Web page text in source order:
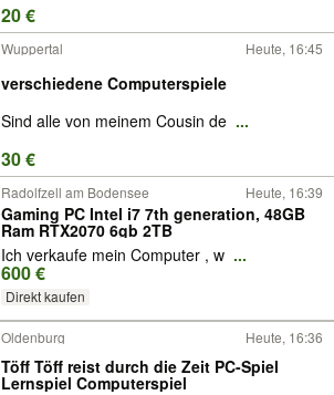
20 €
Wuppertal Heute, 16:45
verschiedene Computerspiele
Sind alle von meinem Cousin de ...
30 €
Radolfzell am Bodensee Heute, 16:39
Gaming PC Intel i7 7th generation, 48GB
Ram RTX2070 6gb 2TB
Ich verkaufe mein Computer , w ...
600 €
Direkt kaufen
Oldenburg Heute, 16:36
Töff Töff reist durch die Zeit PC-Spiel
Lernspiel Computerspiel